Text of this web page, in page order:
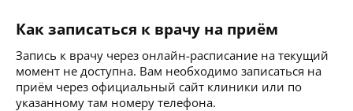
Как записаться к врачу на приём
Запись к врачу через онлайн-расписание на текущий
момент не доступна. Вам необходимо записаться на
приём через официальный сайт клиники или по
указанному там номеру телефона.